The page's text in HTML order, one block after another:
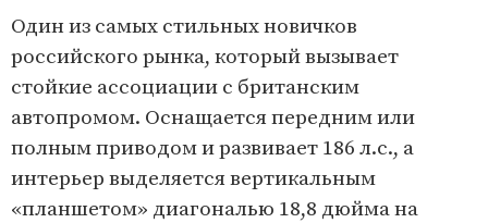
Один из самых стильных новичков
российского рынка, который вызывает
стойкие ассоциации с британским
автопромом. Оснащается передним или
полным приводом и развивает 186 л.с., а
интерьер выделяется вертикальным
«планшетом» диагональю 18,8 дюйма на